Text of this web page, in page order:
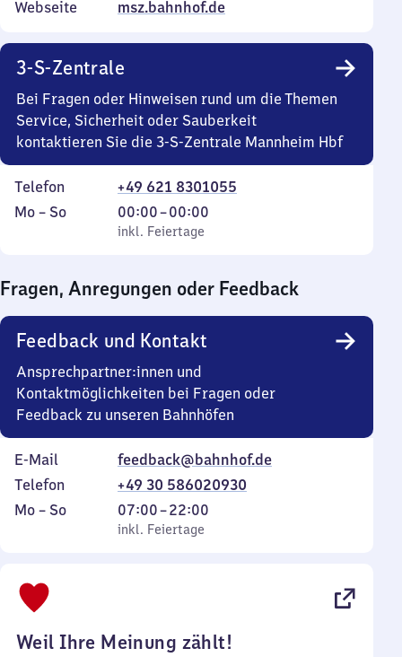
Webseite msz.bahnhof.de
3-S-Zentrale
Bei Fragen oder Hinweisen rund um die Themen
Service, Sicherheit oder Sauberkeit
kontaktieren Sie die 3-S-Zentrale Mannheim Hbf
Telefon
+49 621 8301055
Montag
Mo – So,
inkl. Feiertage
00:00–00:00
Von
0
0
Uhr
inkl. Feiertage
Fragen, Anregungen oder Feedback
Feedback und Kontakt
Ansprechpartner:innen und
Kontaktmöglichkeiten bei Fragen oder
Feedback zu unseren Bahnhöfen
E-Mail
feedback@bahnhof.de
Telefon
+49 30 586020930
Montag
Mo – So,
inkl. Feiertage
07:00–22:00
Von
7
inkl. Feiertage
Weil Ihre Meinung zählt!